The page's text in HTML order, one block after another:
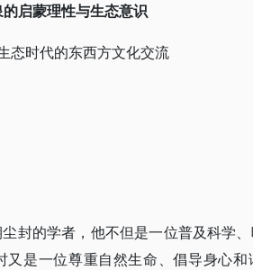
启蒙理性与生态意识
时代的东西方文化交流
封的学者，他不但是一位普及科学
又是一位尊重自然生命、倡导身心